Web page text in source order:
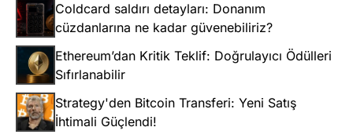
Coldcard saldırı detayları: Donanım
cüzdanlarına ne kadar güvenebiliriz?
Ethereum’dan Kritik Teklif: Doğrulayıcı Ödülleri
Sıfırlanabilir
Strategy'den Bitcoin Transferi: Yeni Satış
İhtimali Güçlendi!